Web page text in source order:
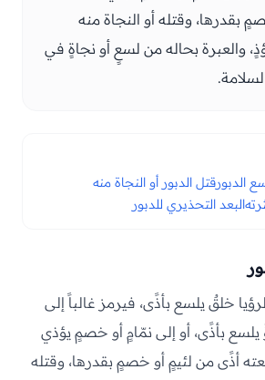
بقدرها، وقتله أو النجاة منه
والعبرة بحاله من لسعٍ أو نجاةٍ في
الدبورقتل الدبور أو النجاة منه
البعد التحذيري للدبور
خلقٌ يلسع بأذًى، فيرمز غالباً إلى
بأذًى، أو إلى نمّامٍ أو خصمٍ يؤذي
أذًى من لئيمٍ أو خصمٍ بقدرها، وقتله